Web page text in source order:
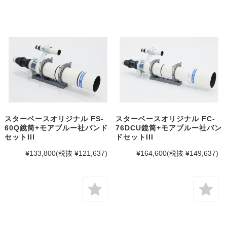
スターベースオリジナル FS-
60Q鏡筒+モアブルー社バンド
セットIII
¥133,800(税抜 ¥121,637)
スターベースオリジナル FC-
76DCU鏡筒+モアブルー社バン
ドセットIII
¥164,600(税抜 ¥149,637)